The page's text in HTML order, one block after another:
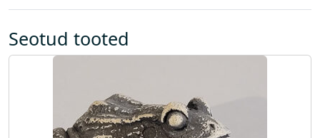
Seotud tooted